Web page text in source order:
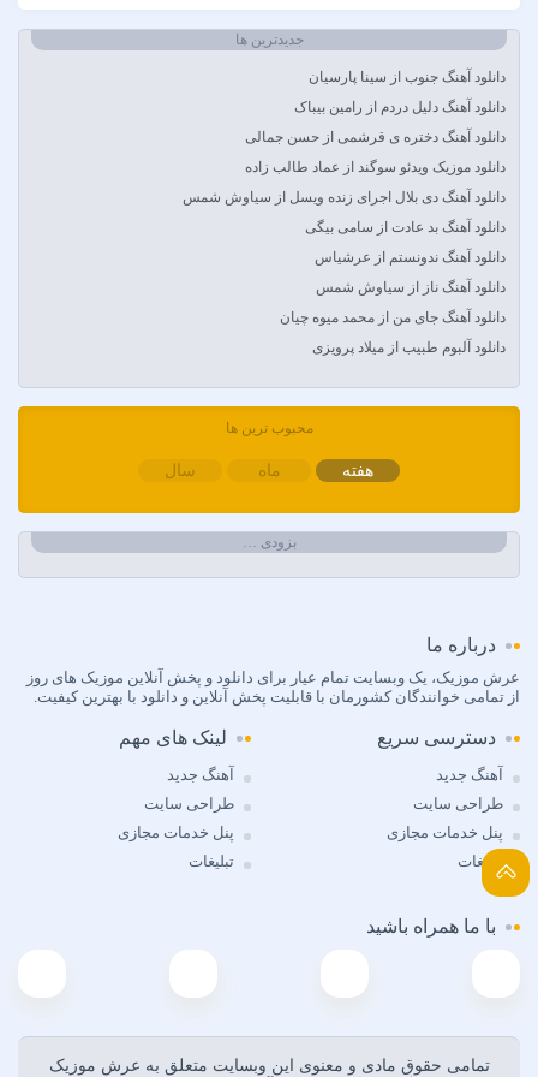
Andre Schnura & Timmy Trumpet & Alexandra Stan
Anyma Ellie Goulding
Arsha Michaels
Aşkın Nur Yengi
Avril Lavigne & Simple Plan
Ayla Çelik
Aynur Polat
Balabay Agayev
Bebe Rexha
Bengü
Bilal Sonses & Deniz Toprak
Burak Buluk & Zara & Kurtuluş Kuş
Burak Bulut
Calvin Harris
Can Bonomo
Chris Brown
Cinare Melikzade
Çinarə Məlikzadə
David Guetta
Dedublüman x Göksel
Demet Akalin
Dj Aerial
DJ AMB
Dolu Kadehi Ters Tut & Sedef Sebüktekin
جدیدترین ها
دانلود آهنگ جنوب از سینا پارسیان
دانلود آهنگ دلیل دردم از رامین بیباک
دانلود آهنگ دختره ی قرشمی از حسن جمالی
دانلود موزیک ویدئو سوگند از عماد طالب زاده
دانلود آهنگ دی بلال اجرای زنده ویسل از سیاوش شمس
دانلود آهنگ بد عادت از سامی بیگی
دانلود آهنگ ندونستم از عرشیاس
دانلود آهنگ ناز از سیاوش شمس
دانلود آهنگ جای من از محمد میوه چیان
دانلود آلبوم طبیب از میلاد پرویزی
محبوب ترین ها
هفته ماه سال
بزودی …
درباره ما
عرش موزیک، یک وبسایت تمام عیار برای دانلود و پخش آنلاین موزیک های روز
از تمامی خوانندگان کشورمان با قابلیت پخش آنلاین و دانلود با بهترین کیفیت.
دسترسی سریع
آهنگ جدید
طراحی سایت
پنل خدمات مجازی
تبلیغات
لینک های مهم
آهنگ جدید
طراحی سایت
پنل خدمات مجازی
تبلیغات
با ما همراه باشید
تمامی حقوق مادی و معنوی اين وبسايت متعلق به عرش موزیک